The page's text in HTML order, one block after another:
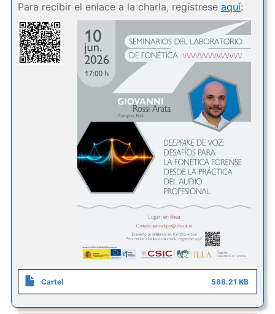
Para recibir el enlace a la charla, regístrese aquí:
Cartel 588.21 KB